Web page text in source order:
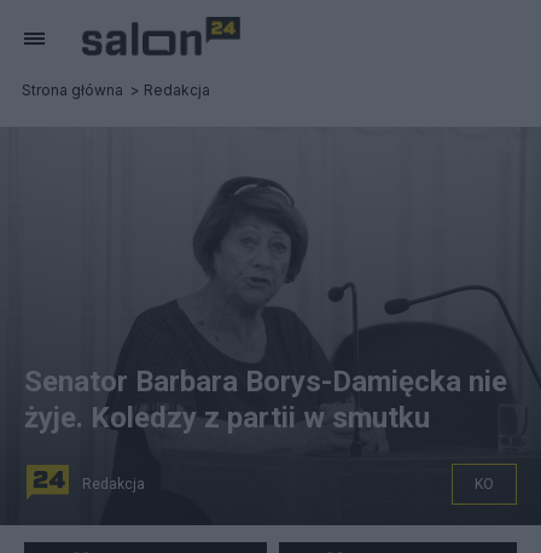
Strona główna Redakcja
źródło: PAP/Leszek Szymański. Canva
Senator Barbara Borys-Damięcka nie
żyje. Koledzy z partii w smutku
Redakcja KO